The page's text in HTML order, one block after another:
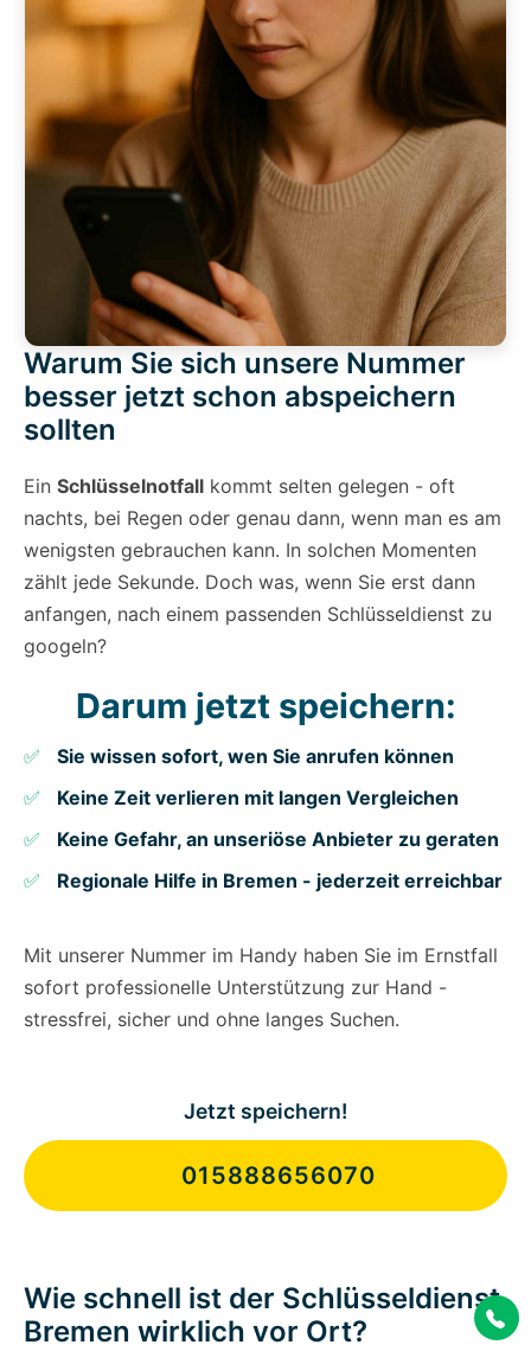
Warum Sie sich unsere Nummer
besser jetzt schon abspeichern
sollten
Ein Schlüsselnotfall kommt selten gelegen - oft
nachts, bei Regen oder genau dann, wenn man es am
wenigsten gebrauchen kann. In solchen Momenten
zählt jede Sekunde. Doch was, wenn Sie erst dann
anfangen, nach einem passenden Schlüsseldienst zu
googeln?
Darum jetzt speichern:
Sie wissen sofort, wen Sie anrufen können
Keine Zeit verlieren mit langen Vergleichen
Keine Gefahr, an unseriöse Anbieter zu geraten
Regionale Hilfe in Bremen - jederzeit erreichbar
Mit unserer Nummer im Handy haben Sie im Ernstfall
sofort professionelle Unterstützung zur Hand -
stressfrei, sicher und ohne langes Suchen.
Jetzt speichern!
015888656070
Wie schnell ist der Schlüsseldienst
Bremen wirklich vor Ort?